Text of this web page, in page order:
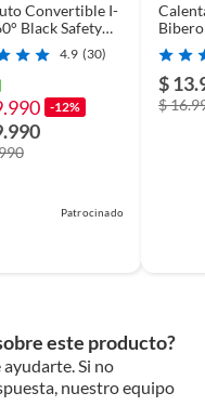
Convertible I-
Black Safety
4.9 (30)
-12%
Patrocinado
Viajar
$
$
este producto?
Si no
nuestro equipo